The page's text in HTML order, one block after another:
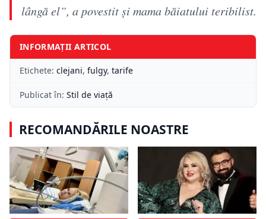
lângă el”, a povestit şi mama băiatului teribilist.
INFORMAȚII ARTICOL
Etichete: clejani, fulgy, tarife
Publicat în: Stil de viață
RECOMANDĂRILE NOASTRE